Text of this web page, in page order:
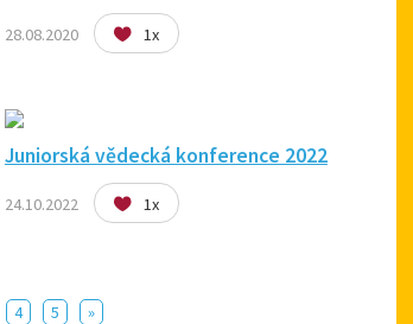
28.08.2020 1x
Juniorská vědecká konference 2022
24.10.2022 1x
4 5 »